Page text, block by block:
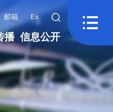
邮箱 En
播 信息公开